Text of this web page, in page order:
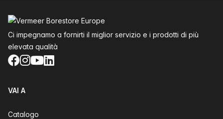
Ci impegnamo a fornirti il miglior servizio e i prodotti di più
elevata qualità
Facebook
Instagram
YouTube
LinkedIn
VAI A
Catalogo